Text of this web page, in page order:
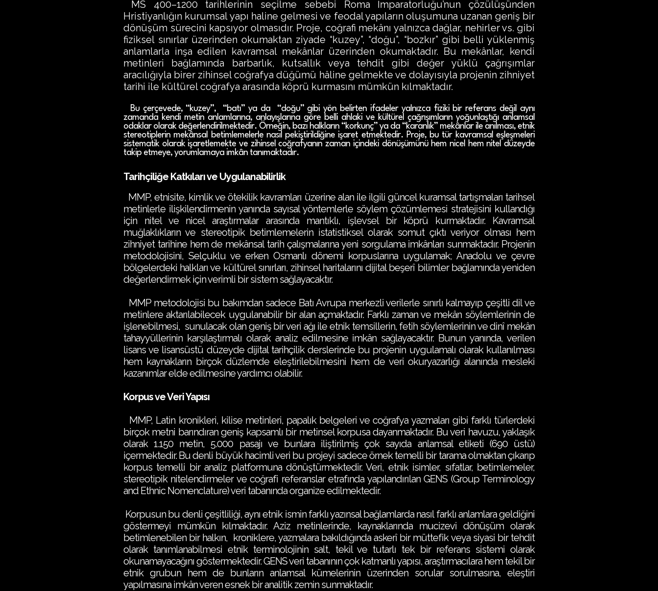
MS 400–1200 tarihlerinin seçilme sebebi Roma İmparatorluğu’nun çözülüşünden
Hristiyanlığın kurumsal yapı haline gelmesi ve feodal yapıların oluşumuna uzanan geniş bir
dönüşüm sürecini kapsıyor olmasıdır. Proje, coğrafi mekânı yalnızca dağlar, nehirler vs. gibi
fiziksel sınırlar üzerinden okumaktan ziyade “kuzey”, “doğu”, “bozkır” gibi belli yüklenmiş
anlamlarla inşa edilen kavramsal mekânlar üzerinden okumaktadır. Bu mekânlar, kendi
metinleri bağlamında barbarlık, kutsallık veya tehdit gibi değer yüklü çağrışımlar
aracılığıyla birer zihinsel coğrafya düğümü hâline gelmekte ve dolayısıyla projenin zihniyet
tarihi ile kültürel coğrafya arasında köprü kurmasını mümkün kılmaktadır.
Bu çerçevede, “kuzey”, “batı” ya da “doğu” gibi yön belirten ifadeler yalnızca fiziki bir referans değil aynı
zamanda kendi metin anlamlarına, anlayışlarına göre belli ahlaki ve kültürel çağrışımların yoğunlaştığı anlamsal
odaklar olarak değerlendirilmektedir. Örneğin, bazı halkların “korkunç” ya da “karanlık” mekânlar ile anılması, etnik
stereotiplerin mekânsal betimlemelerle nasıl pekiştirildiğine işaret etmektedir. Proje, bu tür kavramsal eşleşmeleri
sistematik olarak işaretlemekte ve zihinsel coğrafyanın zaman içindeki dönüşümünü hem nicel hem nitel düzeyde
takip etmeye, yorumlamaya imkân tanımaktadır.
Tarihçiliğe Katkıları ve Uygulanabilirlik
MMP , etnisite, kimlik ve ötekilik kavramları üzerine alan ile ilgili güncel kuramsal tartışmaları tarihsel
metinlerle ilişkilendirmenin yanında sayısal yöntemlerle söylem çözümlemesi stratejisini kullandığı
için nitel ve nicel araştırmalar arasında mantıklı, işlevsel bir köprü kurmaktadır. Kavramsal
muğlaklıkların ve stereotipik betimlemelerin istatistiksel olarak somut çıktı veriyor olması hem
zihniyet tarihine hem de mekânsal tarih çalışmalarına yeni sorgulama imkânları sunmaktadır. Projenin
metodolojisini, Selçuklu ve erken Osmanlı dönemi korpuslarına uygulamak; Anadolu ve çevre
bölgelerdeki halkları ve kültürel sınırları, zihinsel haritalarını dijital beşerî bilimler bağlamında yeniden
değerlendirmek için verimli bir sistem sağlayacaktır.
MMP metodolojisi bu bakımdan sadece Batı Avrupa merkezli verilerle sınırlı kalmayıp çeşitli dil ve
metinlere aktarılabilecek uygulanabilir bir alan açmaktadır. Farklı zaman ve mekân söylemlerinin de
işlenebilmesi, sunulacak olan geniş bir veri ağı ile etnik temsillerin, fetih söylemlerinin ve dinî mekân
tahayyüllerinin karşılaştırmalı olarak analiz edilmesine imkân sağlayacaktır. Bunun yanında, verilen
lisans ve lisansüstü düzeyde dijital tarihçilik derslerinde bu projenin uygulamalı olarak kullanılması
hem kaynakların birçok düzlemde eleştirilebilmesini hem de veri okuryazarlığı alanında mesleki
kazanımlar elde edilmesine yardımcı olabilir.
Korpus ve Veri Yapısı
MMP , Latin kronikleri, kilise metinleri, papalık belgeleri ve coğrafya yazmaları gibi farklı türlerdeki
birçok metni barındıran geniş kapsamlı bir metinsel korpusa dayanmaktadır. Bu veri havuzu, yaklaşık
olarak 1.150 metin, 5.000 pasajı ve bunlara iliştirilmiş çok sayıda anlamsal etiketi (690 üstü)
içermektedir. Bu denli büyük hacimli veri bu projeyi sadece örnek temelli bir tarama olmaktan çıkarıp
korpus temelli bir analiz platformuna dönüştürmektedir. Veri, etnik isimler, sıfatlar, betimlemeler,
stereotipik nitelendirmeler ve coğrafi referanslar etrafında yapılandırılan GENS (Group Terminology
and Ethnic Nomenclature) veri tabanında organize edilmektedir.
Korpusun bu denli çeşitliliği, aynı etnik ismin farklı yazınsal bağlamlarda nasıl farklı anlamlara geldiğini
göstermeyi mümkün kılmaktadır. Aziz metinlerinde, kaynaklarında mucizevi dönüşüm olarak
betimlenebilen bir halkın, kroniklere, yazmalara bakıldığında askerî bir müttefik veya siyasi bir tehdit
olarak tanımlanabilmesi etnik terminolojinin salt, tekil ve tutarlı tek bir referans sistemi olarak
okunamayacağını göstermektedir. GENS veri tabanının çok katmanlı yapısı, araştırmacılara hem tekil bir
etnik grubun hem de bunların anlamsal kümelerinin üzerinden sorular sorulmasına, eleştiri
yapılmasına imkân veren esnek bir analitik zemin sunmaktadır.